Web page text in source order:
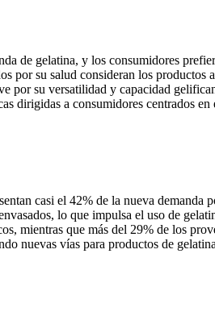
de gelatina, y los consumidores
su salud consideran los
por su versatilidad y capacidad
dirigidas a consumidores centrados en
casi el 42% de la nueva
lo que impulsa el uso de
mientras que más del 29% de los
nuevas vías para productos de